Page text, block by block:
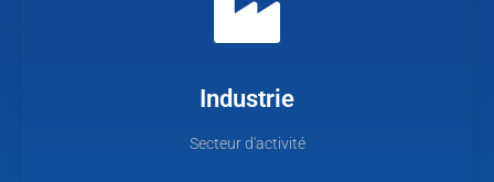
Industrie
Secteur d'activité